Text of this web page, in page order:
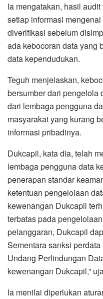
Ia mengatakan, hasil
setiap informasi
diverifikasi sebelum
ada kebocoran data yang
data kependudukan.
Teguh menjelaskan,
bersumber dari pengelola
dari lembaga pengguna
masyarakat yang kurang
informasi pribadinya.
Dukcapil, kata dia, telah
lembaga pengguna data
penerapan standar
ketentuan pengelolaan
kewenangan Dukcapil
terbatas pada
pelanggaran, Dukcapil
Sementara sanksi
Undang Perlindungan
kewenangan Dukcapil,”
Ia menilai diperlukan